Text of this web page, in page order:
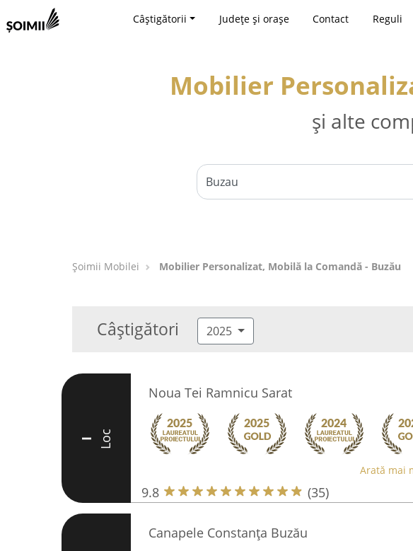
Câștigătorii Județe și orașe Contact Reguli
Mobilier
și alte
Șoimii Mobilei Mobilier Personalizat, Mobilă la Comandă - Buzău
Câștigători 2025
I Loc
Noua Tei Ramnicu Sarat
Arată mai
9.8 (35)
Canapele Constanța Buzău